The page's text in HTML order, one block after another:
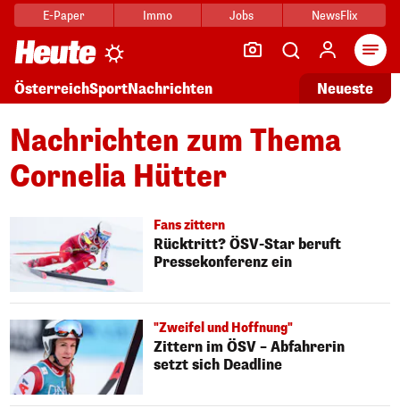
E-Paper Immo Jobs NewsFlix
ÖsterreichSportNachrichten Neueste
Nachrichten zum Thema
Cornelia Hütter
Fans zittern
Rücktritt? ÖSV-Star beruft
Pressekonferenz ein
"Zweifel und Hoffnung"
Zittern im ÖSV – Abfahrerin
setzt sich Deadline